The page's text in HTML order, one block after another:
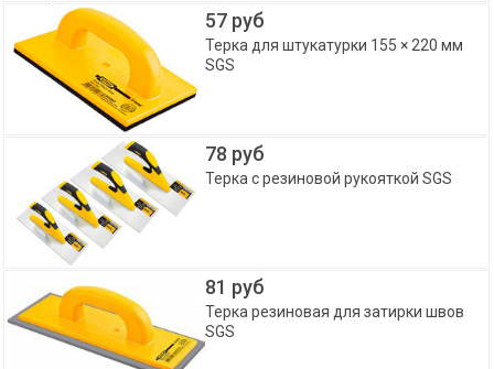
57 руб
Терка для штукатурки 155 × 220 мм
SGS
78 руб
Терка с резиновой рукояткой SGS
81 руб
Терка резиновая для затирки швов
SGS